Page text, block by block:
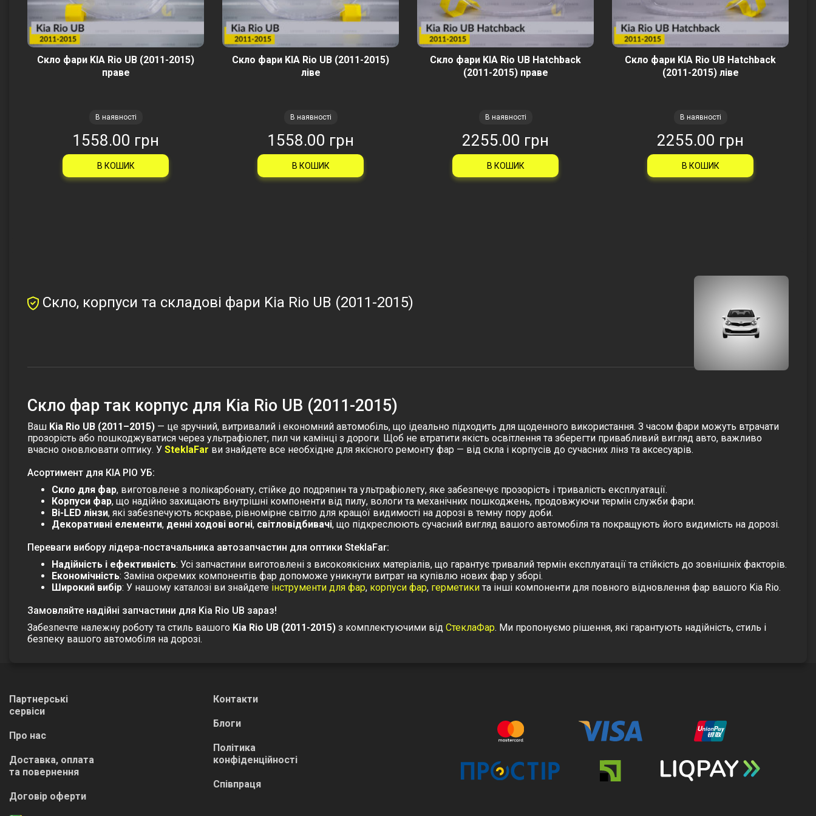
Скло фари KIA Rio UB (2011-2015)
праве
В наявності
1558.00 грн
В КОШИК
Скло фари KIA Rio UB (2011-2015)
ліве
В наявності
1558.00 грн
В КОШИК
Скло фари KIA Rio UB Hatchback
(2011-2015) праве
В наявності
2255.00 грн
В КОШИК
Скло фари KIA Rio UB Hatchback
(2011-2015) ліве
В наявності
2255.00 грн
В КОШИК
Скло, корпуси та складові фари Kia Rio UB (2011-2015)
Скло фар так корпус для Kia Rio UB (2011-2015)
Ваш Kia Rio UB (2011–2015) — це зручний, витривалий і економний автомобіль, що ідеально підходить для щоденного використання. З часом фари можуть втрачати
прозорість або пошкоджуватися через ультрафіолет, пил чи камінці з дороги. Щоб не втратити якість освітлення та зберегти привабливий вигляд авто, важливо
вчасно оновлювати оптику. У SteklaFar ви знайдете все необхідне для якісного ремонту фар — від скла і корпусів до сучасних лінз та аксесуарів.
Асортимент для КІА РІО УБ:
Скло для фар, виготовлене з полікарбонату, стійке до подряпин та ультрафіолету, яке забезпечує прозорість і тривалість експлуатації.
Корпуси фар, що надійно захищають внутрішні компоненти від пилу, вологи та механічних пошкоджень, продовжуючи термін служби фари.
Bi-LED лінзи, які забезпечують яскраве, рівномірне світло для кращої видимості на дорозі в темну пору доби.
Декоративні елементи, денні ходові вогні, світловідбивачі, що підкреслюють сучасний вигляд вашого автомобіля та покращують його видимість на дорозі.
Переваги вибору лідера-постачальника автозапчастин для оптики SteklaFar:
Надійність і ефективність: Усі запчастини виготовлені з високоякісних матеріалів, що гарантує тривалий термін експлуатації та стійкість до зовнішніх факторів.
Економічність: Заміна окремих компонентів фар допоможе уникнути витрат на купівлю нових фар у зборі.
Широкий вибір: У нашому каталозі ви знайдете інструменти для фар, корпуси фар, герметики та інші компоненти для повного відновлення фар вашого Kia Rio.
Замовляйте надійні запчастини для Kia Rio UB зараз!
Забезпечте належну роботу та стиль вашого Kia Rio UB (2011-2015) з комплектуючими від СтеклаФар. Ми пропонуємо рішення, які гарантують надійність, стиль і
безпеку вашого автомобіля на дорозі.
Партнерські
сервіси
Про нас
Доставка, оплата
та повернення
Договір оферти
Контакти
Блоги
Політика
конфіденційності
Співпраця